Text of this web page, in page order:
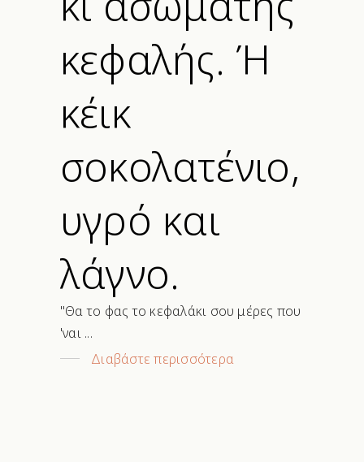
κεφαλής. Ή
κέικ
σοκολατένιο,
υγρό και
λάγνο.
"Θα το φας το κεφαλάκι σου μέρες που
'ναι
Διαβάστε περισσότερα